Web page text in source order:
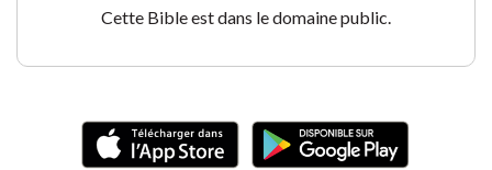
Cette Bible est dans le domaine public.